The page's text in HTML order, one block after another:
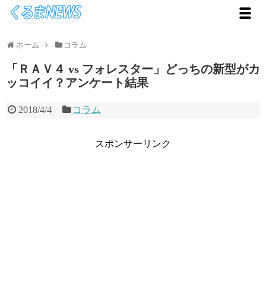
ホーム コラム
「ＲＡＶ４ vs フォレスター」どっちの新型がカ
ッコイイ？アンケート結果
2018/4/4 コラム
スポンサーリンク